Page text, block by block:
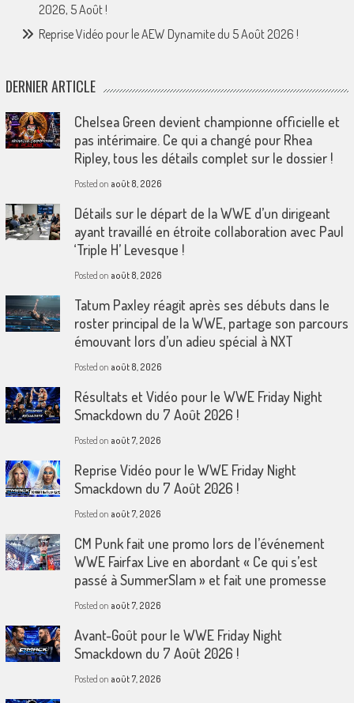
2026, 5 Août !
Reprise Vidéo pour le AEW Dynamite du 5 Août 2026 !
DERNIER ARTICLE
Chelsea Green devient championne officielle et
pas intérimaire. Ce qui a changé pour Rhea
Ripley, tous les détails complet sur le dossier !
Posted on août 8, 2026
Détails sur le départ de la WWE d’un dirigeant
ayant travaillé en étroite collaboration avec Paul
‘Triple H’ Levesque !
Posted on août 8, 2026
Tatum Paxley réagit après ses débuts dans le
roster principal de la WWE, partage son parcours
émouvant lors d’un adieu spécial à NXT
Posted on août 8, 2026
Résultats et Vidéo pour le WWE Friday Night
Smackdown du 7 Août 2026 !
Posted on août 7, 2026
Reprise Vidéo pour le WWE Friday Night
Smackdown du 7 Août 2026 !
Posted on août 7, 2026
CM Punk fait une promo lors de l’événement
WWE Fairfax Live en abordant « Ce qui s’est
passé à SummerSlam » et fait une promesse
Posted on août 7, 2026
Avant-Goût pour le WWE Friday Night
Smackdown du 7 Août 2026 !
Posted on août 7, 2026